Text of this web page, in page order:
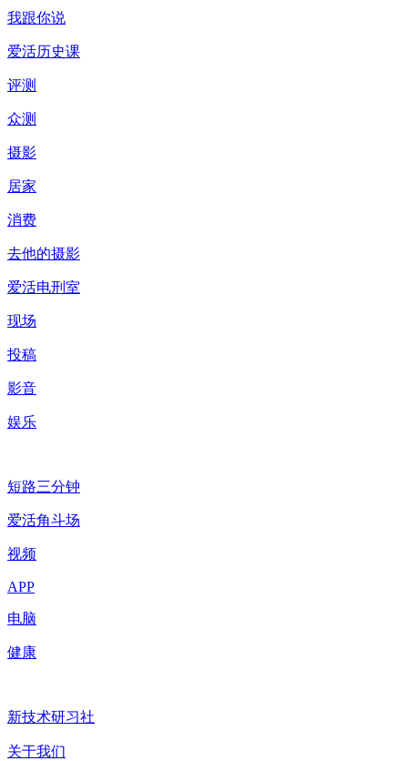
我跟你说
爱活历史课
评测
众测
摄影
居家
消费
去他的摄影
爱活电刑室
现场
投稿
影音
娱乐
短路三分钟
爱活角斗场
视频
APP
电脑
健康
新技术研习社
关于我们